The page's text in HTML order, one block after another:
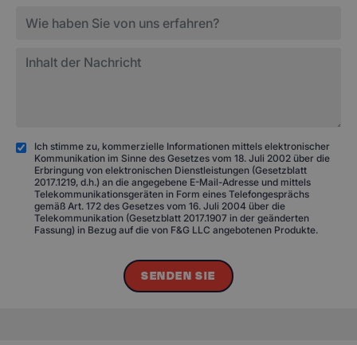
Ich stimme zu, kommerzielle Informationen mittels elektronischer
Kommunikation im Sinne des Gesetzes vom 18. Juli 2002 über die
Erbringung von elektronischen Dienstleistungen (Gesetzblatt
2017.1219, d.h.) an die angegebene E-Mail-Adresse und mittels
Telekommunikationsgeräten in Form eines Telefongesprächs
gemäß Art. 172 des Gesetzes vom 16. Juli 2004 über die
Telekommunikation (Gesetzblatt 2017.1907 in der geänderten
Fassung) in Bezug auf die von F&G LLC angebotenen Produkte.
SENDEN SIE